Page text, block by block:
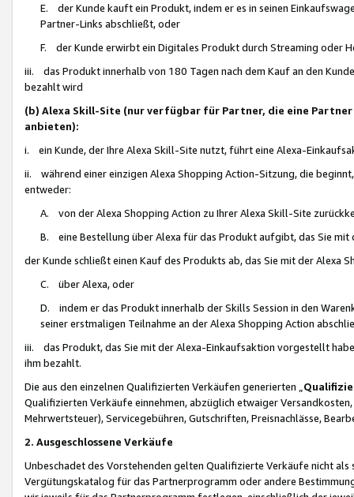
E. der Kunde kauft ein Produkt, indem er es in seinen
Partner-Links abschließt, oder
F. der Kunde erwirbt ein Digitales Produkt durch Streaming oder
iii. das Produkt innerhalb von 180 Tagen nach dem Kauf an den
bezahlt wird
(b) Alexa Skill-Site (nur verfügbar für Partner, die eine
anbieten):
i. ein Kunde, der Ihre Alexa Skill-Site nutzt, führt eine Alexa-
ii. während einer einzigen Alexa Shopping Action-Sitzung, die
entweder:
A. von der Alexa Shopping Action zu Ihrer Alexa Skill-Site
B. eine Bestellung über Alexa für das Produkt aufgibt, das Sie mit
der Kunde schließt einen Kauf des Produkts ab, das Sie mit der Alexa
C. über Alexa, oder
D. indem er das Produkt innerhalb der Skills Session in den
seiner erstmaligen Teilnahme an der Alexa Shopping Action
iii. das Produkt, das Sie mit der Alexa-Einkaufsaktion vorgestellt
ihm bezahlt.
Die aus den einzelnen Qualifizierten Verkäufen generierten „
Qualifizierten Verkäufe einnehmen, abzüglich etwaiger
Mehrwertsteuer), Servicegebühren, Gutschriften, Preisnachlässe,
2. Ausgeschlossene Verkäufe
Unbeschadet des Vorstehenden gelten Qualifizierte Verkäufe nicht
Vergütungskatalog für das Partnerprogramm oder andere